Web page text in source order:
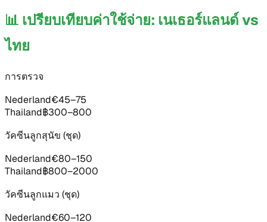
📊 เปรียบเทียบค่าใช้จ่าย: เนเธอร์แลนด์ vs
ไทย
การตรวจ
Nederland€45–75
Thailand฿300–800
วัคซีนลูกสุนัข (ชุด)
Nederland€80–150
Thailand฿800–2000
วัคซีนลูกแมว (ชุด)
Nederland€60–120